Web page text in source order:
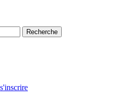
Recherche
s'inscrire